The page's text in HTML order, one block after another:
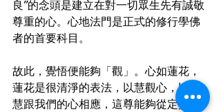
良”的念頭是建立在對一切眾生先有誠敬
尊重的心。心地法門是正式的修行學佛
者的首要科目。
故此，覺悟便能夠「觀」。心如蓮花，
蓮花是很清淨的表法，以慧觀心，以智
慧跟我們的心相應，這尊能夠從定與慧